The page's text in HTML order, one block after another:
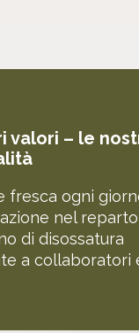
valori – le
fresca ogni
nel reparto
di disossatura
a collaboratori